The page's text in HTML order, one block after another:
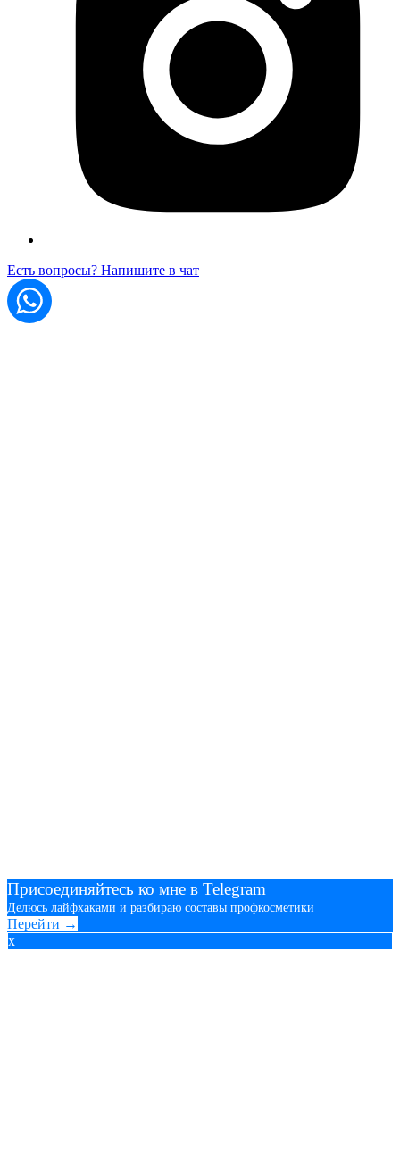
Есть вопросы? Напишите в чат
Присоединяйтесь ко мне в Telegram
Делюсь лайфхаками и разбираю составы профкосметики
Перейти →
x